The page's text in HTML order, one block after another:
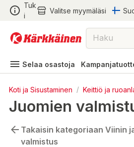
Tuk
i
Valitse myymäläsi
Selaa osastoja
Koti ja Sisustaminen / Keittiö ja
Juomien
Takaisin kategoriaan Viinin
valmistus